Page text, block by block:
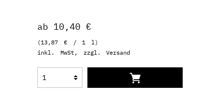
ab 10,40 €
(13,87 € / 1 l)
inkl. MwSt, zzgl. Versand